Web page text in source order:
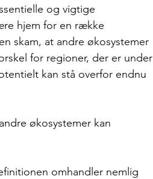
og vigtige
hjem for en række
skam, at andre økosystemer
for regioner, der er under
kan stå overfor endnu
økosystemer kan
omhandler nemlig